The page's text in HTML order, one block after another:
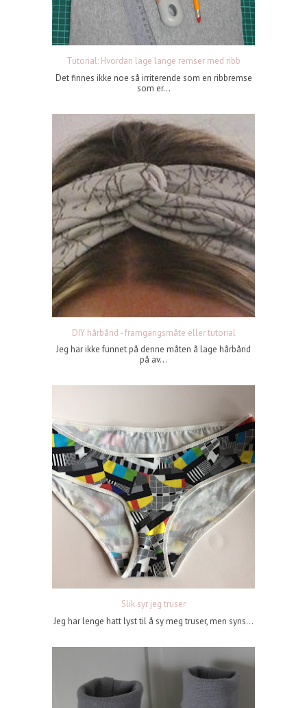
Tutorial: Hvordan lage lange remser med ribb
Det finnes ikke noe så irriterende som en ribbremse
som er...
DIY hårbånd - framgangsmåte eller tutorial
Jeg har ikke funnet på denne måten å lage hårbånd
på av...
Slik syr jeg truser
Jeg har lenge hatt lyst til å sy meg truser, men syns...